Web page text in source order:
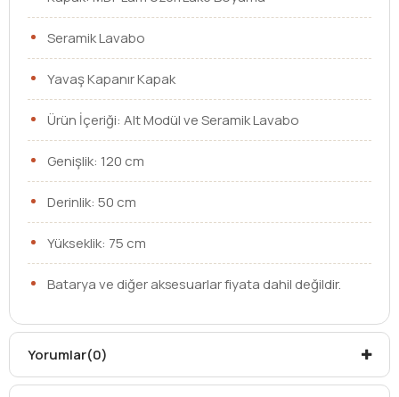
Seramik Lavabo
Yavaş Kapanır Kapak
Ürün İçeriği: Alt Modül ve Seramik Lavabo
Genişlik: 120 cm
Derinlik: 50 cm
Yükseklik: 75 cm
Batarya ve diğer aksesuarlar fiyata dahil değildir.
Yorumlar(0)